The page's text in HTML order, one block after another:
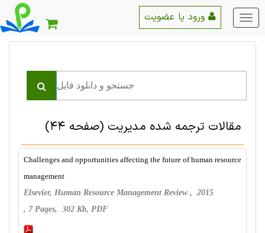
منو
اصلی
مقالات ترجمه شده مديريت (صفحه 44)
Challenges and opportunities affecting the future of human resource
management
Elsevier, Human Resource Management Review , 2015
, 7 Pages, 302 Kb, PDF